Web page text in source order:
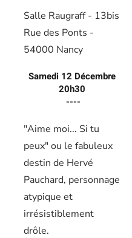
Salle Raugraff - 13bis
Rue des Ponts -
54000 Nancy
Samedi 12 Décembre
20h30
----
"Aime moi... Si tu
peux" ou le fabuleux
destin de Hervé
Pauchard, personnage
atypique et
irrésistiblement
drôle.